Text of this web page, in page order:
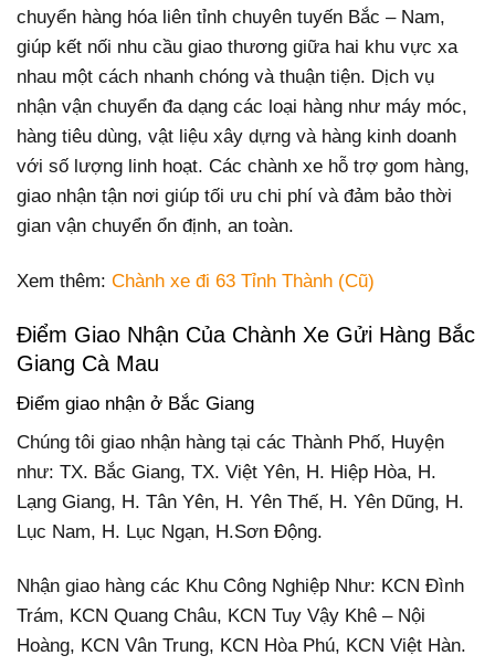
chuyển hàng hóa liên tỉnh chuyên tuyến Bắc – Nam,
giúp kết nối nhu cầu giao thương giữa hai khu vực xa
nhau một cách nhanh chóng và thuận tiện. Dịch vụ
nhận vận chuyển đa dạng các loại hàng như máy móc,
hàng tiêu dùng, vật liệu xây dựng và hàng kinh doanh
với số lượng linh hoạt. Các chành xe hỗ trợ gom hàng,
giao nhận tận nơi giúp tối ưu chi phí và đảm bảo thời
gian vận chuyển ổn định, an toàn.
Xem thêm: Chành xe đi 63 Tỉnh Thành (Cũ)
Điểm Giao Nhận Của Chành Xe Gửi Hàng Bắc
Giang Cà Mau
Điểm giao nhận ở Bắc Giang
Chúng tôi giao nhận hàng tại các Thành Phố, Huyện
như: TX. Bắc Giang, TX. Việt Yên, H. Hiệp Hòa, H.
Lạng Giang, H. Tân Yên, H. Yên Thế, H. Yên Dũng, H.
Lục Nam, H. Lục Ngạn, H.Sơn Động.
Nhận giao hàng các Khu Công Nghiệp Như: KCN Đình
Trám, KCN Quang Châu, KCN Tuy Vậy Khê – Nội
Hoàng, KCN Vân Trung, KCN Hòa Phú, KCN Việt Hàn.